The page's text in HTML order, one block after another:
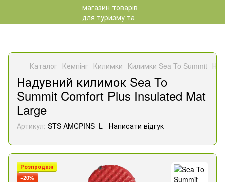
Каталог Кемпінг Килимки Килимки Sea To Summit
Надувний килимок Sea To
Summit Comfort Plus Insulated Mat
Large
Артикул: STS AMCPINS_L Написати відгук
Розпродаж
−20%